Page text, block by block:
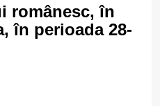
românesc, în
în perioada 28-